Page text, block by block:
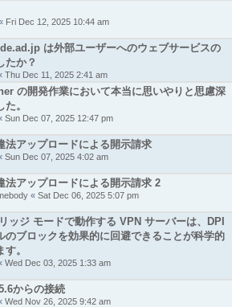
Fri Dec 12, 2025 10:44 am
は外部ユーザーへのウェブサービスの
たか？
Thu Dec 11, 2025 2:41 am
の開発作業において本当に思いやりと思慮深
。
Sun Dec 07, 2025 12:47 pm
法アップロードによる開示請求
Sun Dec 07, 2025 4:02 am
法アップロードによる開示請求 2
« Sat Dec 06, 2025 5:07 pm
ッジ モードで動作する VPN サーバーは、DPI
のブロックを効果的に回避できることが科学的
。
Wed Dec 03, 2025 1:33 am
からの接続
Wed Nov 26, 2025 9:42 am